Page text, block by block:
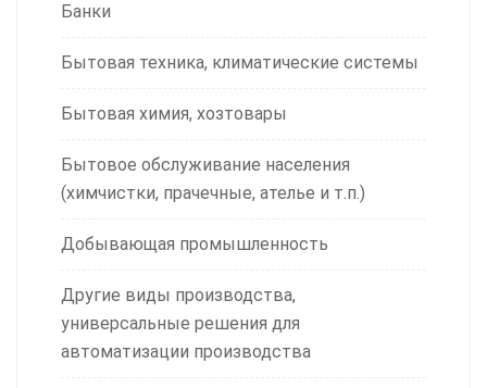
Банки
Бытовая техника, климатические системы
Бытовая химия, хозтовары
Бытовое обслуживание населения
(химчистки, прачечные, ателье и т.п.)
Добывающая промышленность
Другие виды производства,
универсальные решения для
автоматизации производства